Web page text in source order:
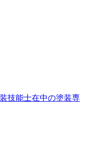
技能士在中の塗装専